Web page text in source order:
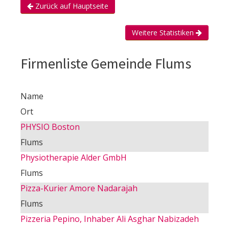
Zurück auf Hauptseite
Weitere Statistiken
Firmenliste Gemeinde Flums
Name
Ort
PHYSIO Boston
Flums
Physiotherapie Alder GmbH
Flums
Pizza-Kurier Amore Nadarajah
Flums
Pizzeria Pepino, Inhaber Ali Asghar Nabizadeh